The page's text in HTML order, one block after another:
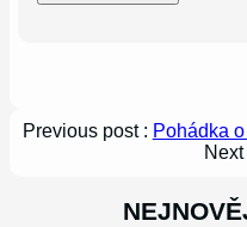
Previous post : Pohádka